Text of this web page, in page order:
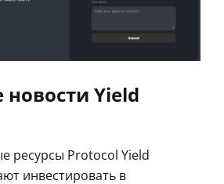
Yield
ресурсы Protocol Yield
инвестировать в